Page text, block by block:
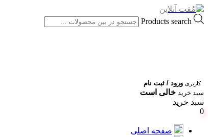
Products search
کاربری ورود / ثبت نام
سبد خرید خالی است
سبد خرید
0
صفحه اصلی